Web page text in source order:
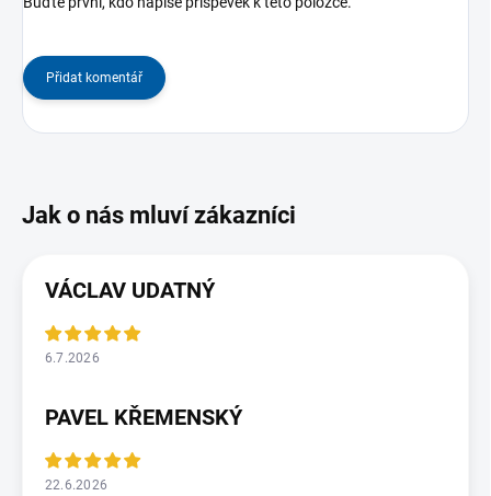
Přidat komentář
VÁCLAV UDATNÝ
6.7.2026
PAVEL KŘEMENSKÝ
22.6.2026